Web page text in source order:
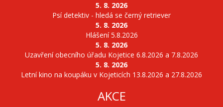
5. 8. 2026
Psí detektiv - hledá se černý retriever
5. 8. 2026
Hlášení 5.8.2026
5. 8. 2026
Uzavření obecního úřadu Kojetice 6.8.2026 a 7.8.2026
5. 8. 2026
Letní kino na koupáku v Kojeticích 13.8.2026 a 27.8.2026
AKCE